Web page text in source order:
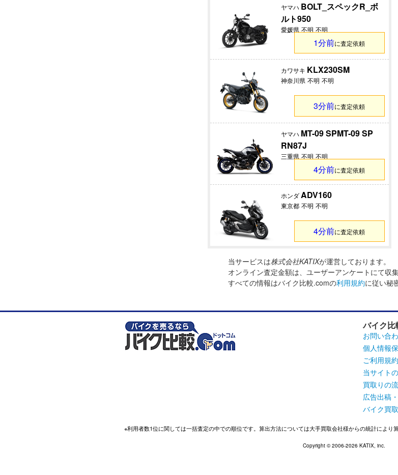
ヤマハ BOLT_スペックR_ボ
ルト950
愛媛県 不明 不明
1分前に査定依頼
カワサキ KLX230SM
神奈川県 不明 不明
3分前に査定依頼
ヤマハ MT-09 SPMT-09 SP
RN87J
三重県 不明 不明
4分前に査定依頼
ホンダADV160
東京都 不明 不明
4分前に査定依頼
当サービスは株式会社KATIXが運営しております。
オンライン査定金額は、ユーザーアンケートにて収
すべての情報はバイク比較.comの利用規約に従い秘
バイク
お問い合
個人情報
ご利用規約
当サイト
買取りの
広告出稿
バイク買
※利用者数1位に関しては一括査定の中での順位です。算出方法については大手買取会社様からの統計により
Copyright ©2006-2026 KATIX, inc.